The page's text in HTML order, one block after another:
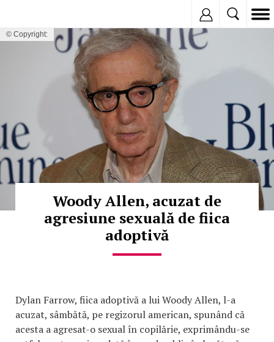
© Copyright:
Woody Allen, acuzat de
agresiune sexuală de fiica
adoptivă
Dylan Farrow, fiica adoptivă a lui Woody Allen, l-a
acuzat, sâmbătă, pe regizorul american, spunând că
acesta a agresat-o sexual în copilărie, exprimându-se